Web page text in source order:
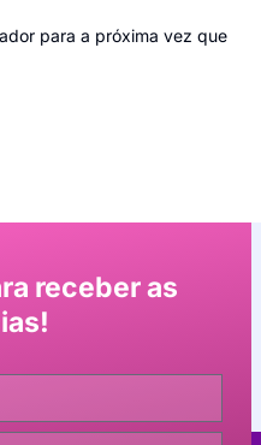
para a próxima vez que
receber as